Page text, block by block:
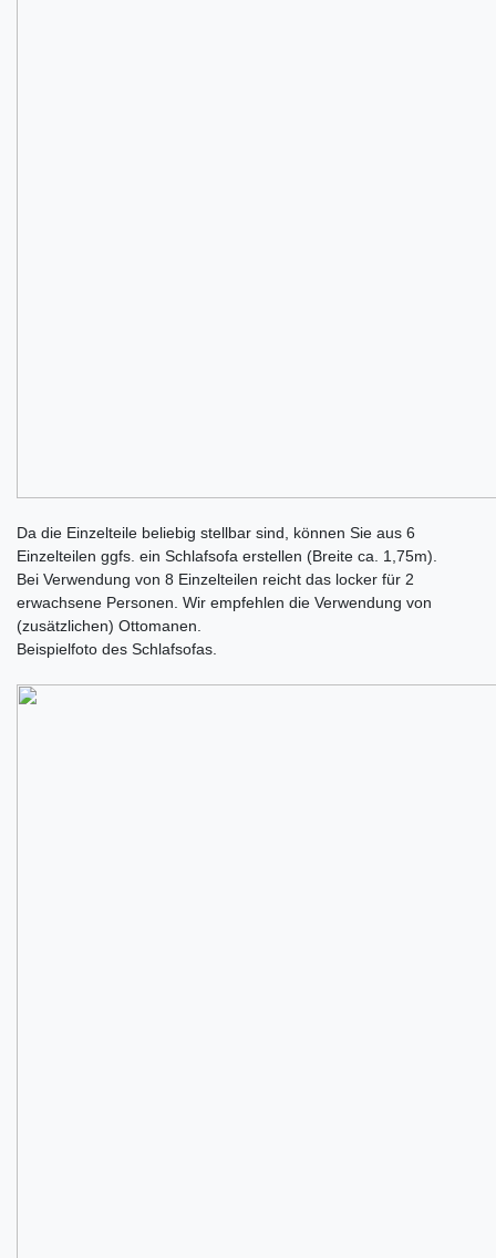
Da die Einzelteile beliebig stellbar sind, können Sie aus 6
Einzelteilen ggfs. ein Schlafsofa erstellen (Breite ca. 1,75m).
Bei Verwendung von 8 Einzelteilen reicht das locker für 2
erwachsene Personen. Wir empfehlen die Verwendung von
(zusätzlichen) Ottomanen.
Beispielfoto des Schlafsofas.